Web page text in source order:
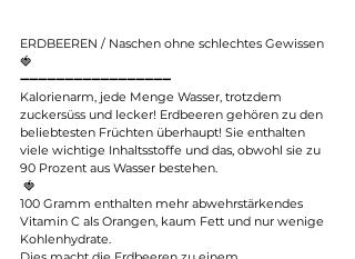
ERDBEEREN / Naschen ohne schlechtes Gewissen
🍓
➖➖➖➖➖➖➖➖➖➖➖➖➖➖➖➖➖
Kalorienarm, jede Menge Wasser, trotzdem
zuckersüss und lecker! Erdbeeren gehören zu den
beliebtesten Früchten überhaupt! Sie enthalten
viele wichtige Inhaltsstoffe und das, obwohl sie zu
90 Prozent aus Wasser bestehen.
🍓
100 Gramm enthalten mehr abwehrstärkendes
Vitamin C als Orangen, kaum Fett und nur wenige
Kohlenhydrate.